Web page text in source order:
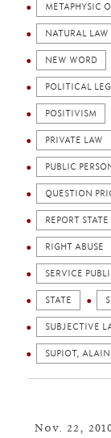
METAPHYSIC
NATURAL LAW
NEW WORD
POLITICAL
POSITIVISM
PRIVATE LAW
PUBLIC
QUESTION
REPORT
RIGHT ABUSE
SERVICE
STATE
SUBJECTIVE
SUPIOT, ALAIN
Nov. 22,